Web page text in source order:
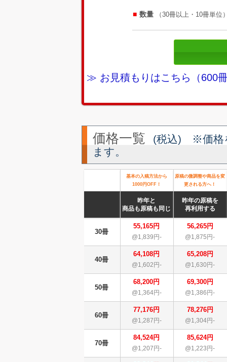
数量 （30冊以上・10冊単位
≫ お見積もりはこちら（600
価格一覧
(税込) ※価格
ます。
基本の入稿方法から
1000円OFF！
原稿の微調整や商品を変
更される方へ！
昨年と
商品も原稿も同じ
昨年の原稿を
再利用する
30冊
55,165円
@1,839円-
56,265円
@1,875円-
40冊
64,108円
@1,602円-
65,208円
@1,630円-
50冊
68,200円
@1,364円-
69,300円
@1,386円-
60冊
77,176円
@1,287円-
78,276円
@1,304円-
70冊
84,524円
@1,207円-
85,624円
@1,223円-